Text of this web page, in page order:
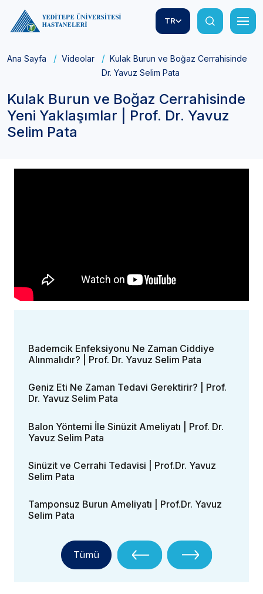
TR
Ana Sayfa Videolar
Kulak Burun ve Boğaz Cerrahisinde
Dr. Yavuz Selim Pata
Kulak Burun ve Boğaz Cerrahisinde
Yeni Yaklaşımlar | Prof. Dr. Yavuz
Selim Pata
Bademcik Enfeksiyonu Ne Zaman Ciddiye
Alınmalıdır? | Prof. Dr. Yavuz Selim Pata
Geniz Eti Ne Zaman Tedavi Gerektirir? | Prof.
Dr. Yavuz Selim Pata
Balon Yöntemi İle Sinüzit Ameliyatı | Prof. Dr.
Yavuz Selim Pata
Sinüzit ve Cerrahi Tedavisi | Prof.Dr. Yavuz
Selim Pata
Tamponsuz Burun Ameliyatı | Prof.Dr. Yavuz
Selim Pata
Tümü